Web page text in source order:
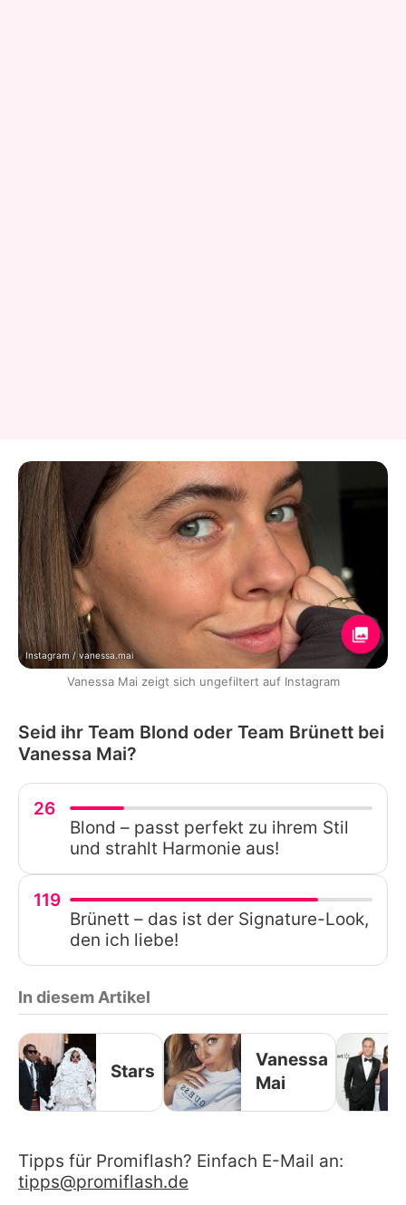
Instagram / vanessa.mai
Vanessa Mai zeigt sich ungefiltert auf Instagram
Seid ihr Team Blond oder Team Brünett bei
Vanessa Mai?
26
Blond – passt perfekt zu ihrem Stil
und strahlt Harmonie aus!
119
Brünett – das ist der Signature-Look,
den ich liebe!
In diesem Artikel
Stars
Vanessa
Mai
Tipps für Promiflash? Einfach E-Mail an:
tipps@promiflash.de